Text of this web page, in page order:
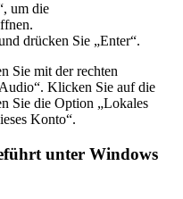
um die
drücken Sie „Enter“.
Sie mit der rechten
Klicken Sie auf die
Sie die Option „Lokales
Konto“.
unter Windows